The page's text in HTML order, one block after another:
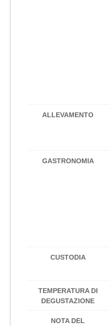
ALLEVAMENTO
GASTRONOMIA
CUSTODIA
TEMPERATURA DI
DEGUSTAZIONE
NOTA DEL